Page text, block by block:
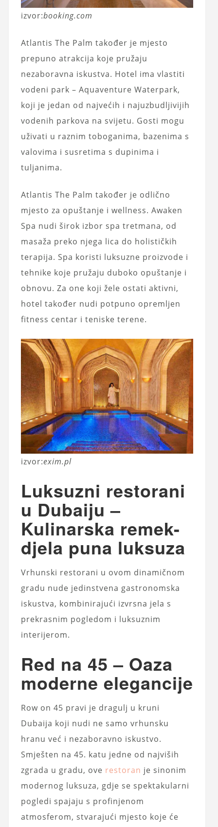
izvor:booking.com
Atlantis The Palm također je mjesto
prepuno atrakcija koje pružaju
nezaboravna iskustva. Hotel ima vlastiti
vodeni park – Aquaventure Waterpark,
koji je jedan od najvećih i najuzbudljivijih
vodenih parkova na svijetu. Gosti mogu
uživati ​​u raznim toboganima, bazenima s
valovima i susretima s dupinima i
tuljanima.
Atlantis The Palm također je odlično
mjesto za opuštanje i wellness. Awaken
Spa nudi širok izbor spa tretmana, od
masaža preko njega lica do holističkih
terapija. Spa koristi luksuzne proizvode i
tehnike koje pružaju duboko opuštanje i
obnovu. Za one koji žele ostati aktivni,
hotel također nudi potpuno opremljen
fitness centar i teniske terene.
izvor:exim.pl
Luksuzni restorani
u Dubaiju –
Kulinarska remek-
djela puna luksuza
Vrhunski restorani u ovom dinamičnom
gradu nude jedinstvena gastronomska
iskustva, kombinirajući izvrsna jela s
prekrasnim pogledom i luksuznim
interijerom.
Red na 45 – Oaza
moderne elegancije
Row on 45 pravi je dragulj u kruni
Dubaija koji nudi ne samo vrhunsku
hranu već i nezaboravno iskustvo.
Smješten na 45. katu jedne od najviših
zgrada u gradu, ove restoran je sinonim
modernog luksuza, gdje se spektakularni
pogledi spajaju s profinjenom
atmosferom, stvarajući mjesto koje će